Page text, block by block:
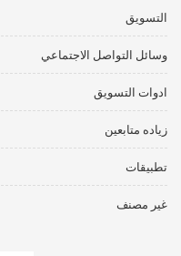
التسويق
وسائل التواصل الاجتماعي
ادوات التسويق
زياده متابعين
تطبيقات
غير مصنف